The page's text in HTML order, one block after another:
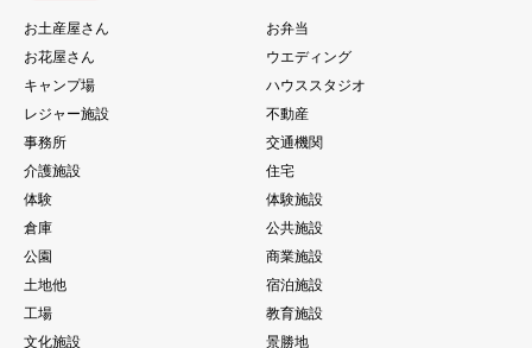
お土産屋さん
お弁当
お花屋さん
ウエディング
キャンプ場
ハウススタジオ
レジャー施設
不動産
事務所
交通機関
介護施設
住宅
体験
体験施設
倉庫
公共施設
公園
商業施設
土地他
宿泊施設
工場
教育施設
文化施設
景勝地